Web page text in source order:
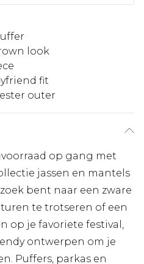
look
fit
outer
op gang met
jassen en mantels
bent naar een zware
te trotseren of een
op je favoriete festival,
ontwerpen om je
Puffers, parkas en